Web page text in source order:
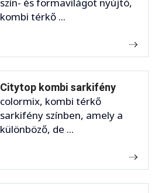
szín- és formavilágot nyújtó,
kombi térkő ...
Citytop kombi sarkifény
colormix, kombi térkő
sarkifény színben, amely a
különböző, de ...